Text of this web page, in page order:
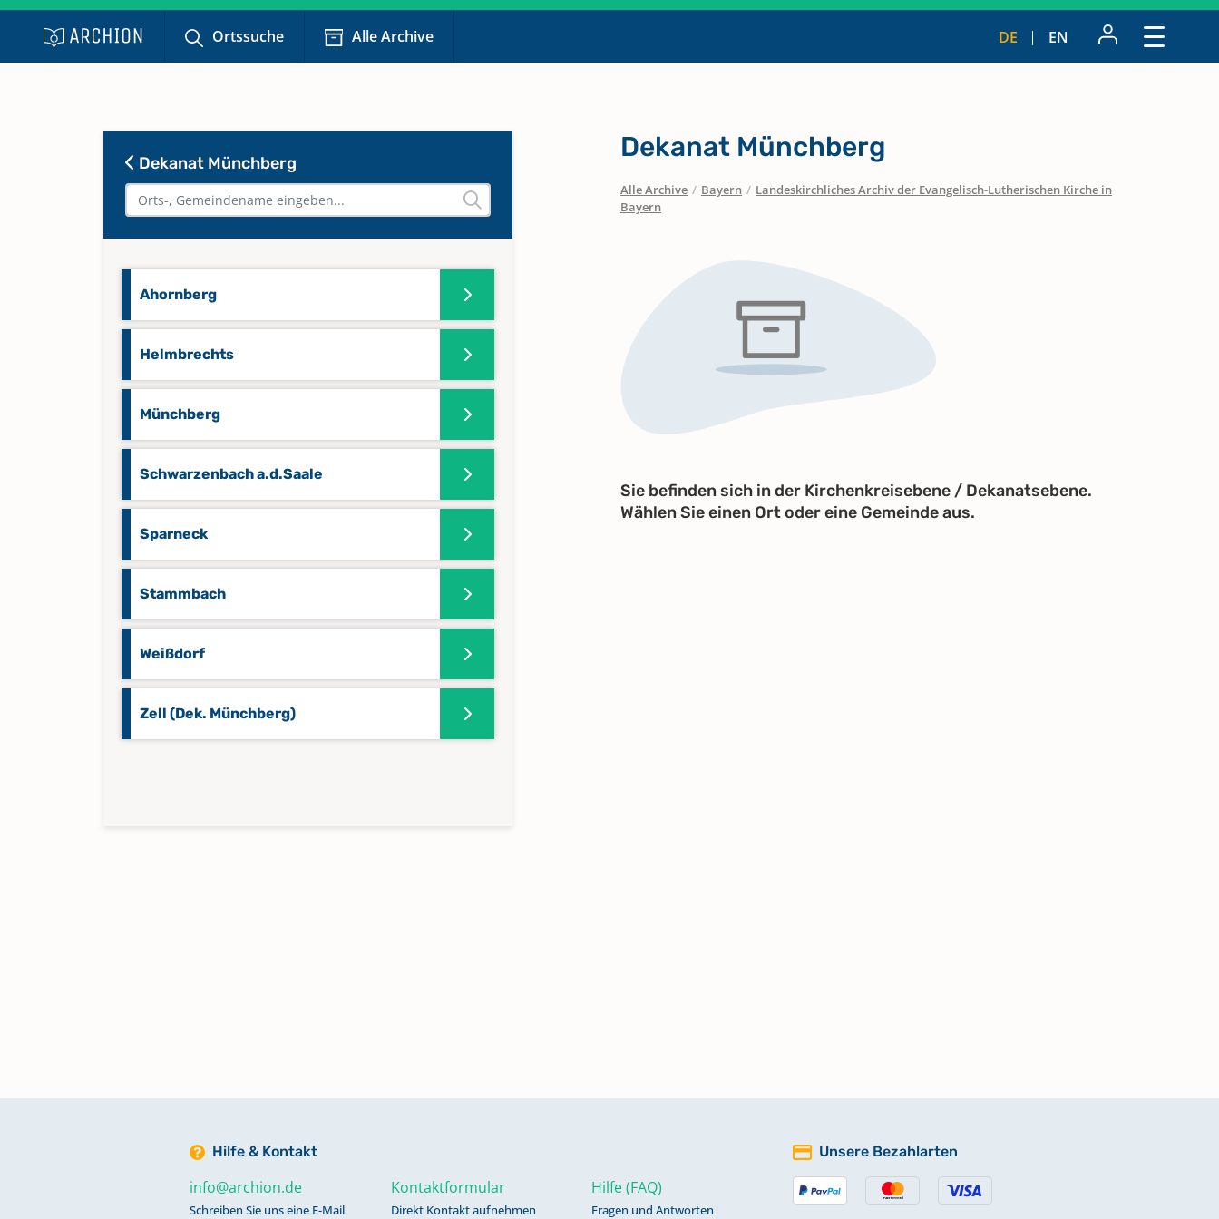
Ortssuche Alle Archive DE EN
Dekanat Münchberg
Ahornberg
Helmbrechts
Münchberg
Schwarzenbach a.d.Saale
Sparneck
Stammbach
Weißdorf
Zell (Dek. Münchberg)
Dekanat Münchberg
Alle Archive / Bayern / Landeskirchliches Archiv der Evangelisch-Lutherischen Kirche in
Bayern
Sie befinden sich in der Kirchenkreisebene / Dekanatsebene.
Wählen Sie einen Ort oder eine Gemeinde aus.
Hilfe & Kontakt
info@archion.de
Schreiben Sie uns eine E-Mail
Kontaktformular
Direkt Kontakt aufnehmen
Hilfe (FAQ)
Fragen und Antworten
Unsere Bezahlarten